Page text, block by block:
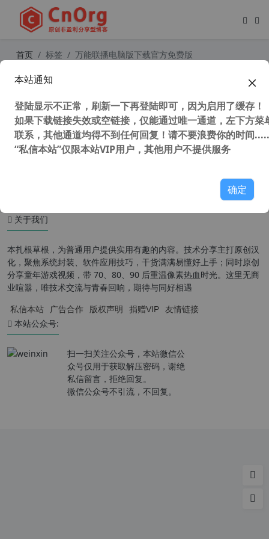
首页 标签 万能联播电脑版下载官方免费版
winxp版本
关于我们
本扎根草根，为普通用户提供实用有趣的内容。技术分享主打原创汉
化，聚焦系统封装、软件应用技巧，干货满满易懂好上手；同时原创
分享童年游戏视频，带 70、80、90 后重温像素热血时光。这里无商
业喧嚣，唯技术交流与青春回响，期待与同好相遇
私信本站 广告合作 版权声明 捐赠VIP 友情链接
本站公众号:
扫一扫关注公众号，本站微信公
众号仅用于获取解压密码，谢绝
私信留言，拒绝回复。
微信公众号不引流，不回复。
本站通知
登陆显示不正常，刷新一下再登陆即可，因为启用了缓存！
如果下载链接失效或空链接，仅能通过唯一通道，左下方菜
联系，其他通道均得不到任何回复！请不要浪费你的时间
“私信本站”仅限本站VIP用户，其他用户不提供服务
确定